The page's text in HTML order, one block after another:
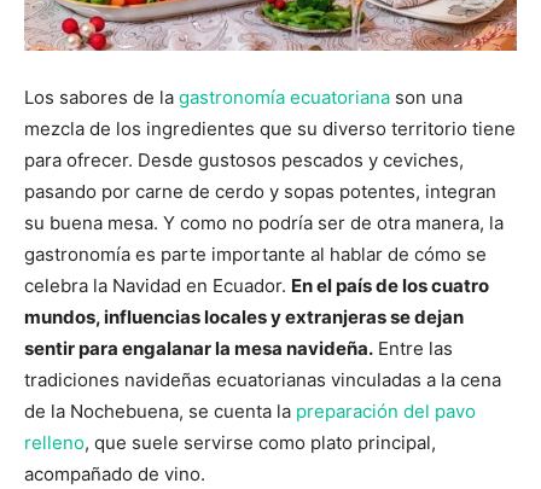
Los sabores de la gastronomía ecuatoriana son una
mezcla de los ingredientes que su diverso territorio tiene
para ofrecer. Desde gustosos pescados y ceviches,
pasando por carne de cerdo y sopas potentes, integran
su buena mesa. Y como no podría ser de otra manera, la
gastronomía es parte importante al hablar de cómo se
celebra la Navidad en Ecuador. En el país de los cuatro
mundos, influencias locales y extranjeras se dejan
sentir para engalanar la mesa navideña. Entre las
tradiciones navideñas ecuatorianas vinculadas a la cena
de la Nochebuena, se cuenta la preparación del pavo
relleno, que suele servirse como plato principal,
acompañado de vino.